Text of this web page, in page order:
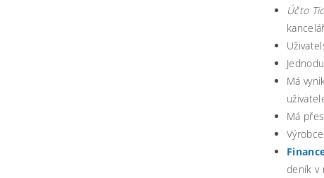
Účto
Má
Má
deník v